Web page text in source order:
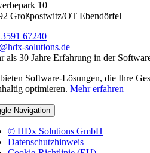
10
Großpostwitz/OT Ebendörfel
67240
solutions.de
als 30 Jahre Erfahrung in der
Software-Lösungen, die Ihre
optimieren. Mehr erfahren
Navigation
© HDx Solutions GmbH
Datenschutzhinweis